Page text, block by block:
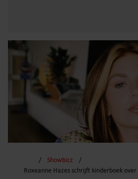
Showbizz
Roxeanne Hazes schrijft kinderboek